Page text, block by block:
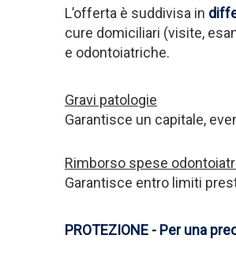
L’offerta è suddivisa in
cure domiciliari (visite,
e odontoiatriche.
Gravi patologie
Garantisce un capitale,
Rimborso spese
Garantisce entro limiti
PROTEZIONE - Per una